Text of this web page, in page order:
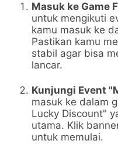
Masuk ke Game
untuk mengikuti
kamu masuk ke
Pastikan kamu
stabil agar bisa
lancar.
Kunjungi Event
masuk ke dalam
Lucky Discount"
utama. Klik
untuk memulai.